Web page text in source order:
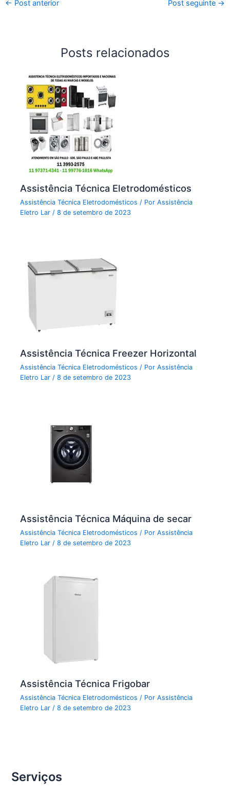
← Post anterior Post seguinte →
Posts relacionados
Assistência Técnica Eletrodomésticos
Assistência Técnica Eletrodomésticos / PorAssistência
Eletro Lar/8 de setembro de 2023
Assistência Técnica Freezer Horizontal
Assistência Técnica Eletrodomésticos / PorAssistência
Eletro Lar/8 de setembro de 2023
Assistência Técnica Máquina de secar
Assistência Técnica Eletrodomésticos / PorAssistência
Eletro Lar /8 de setembro de 2023
Assistência Técnica Frigobar
Assistência Técnica Eletrodomésticos / PorAssistência
Eletro Lar /8 de setembro de 2023
Serviços